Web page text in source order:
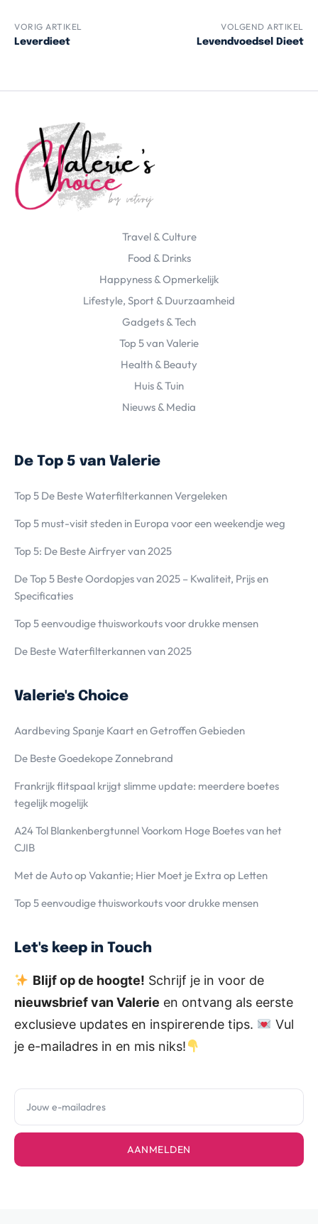
VORIG ARTIKEL
Leverdieet
VOLGEND ARTIKEL
Levendvoedsel Dieet
Travel & Culture
Food & Drinks
Happyness & Opmerkelijk
Lifestyle, Sport & Duurzaamheid
Gadgets & Tech
Top 5 van Valerie
Health & Beauty
Huis & Tuin
Nieuws & Media
De Top 5 van Valerie
Top 5 De Beste Waterfilterkannen Vergeleken
Top 5 must-visit steden in Europa voor een weekendje weg
Top 5: De Beste Airfryer van 2025
De Top 5 Beste Oordopjes van 2025 – Kwaliteit, Prijs en
Specificaties
Top 5 eenvoudige thuisworkouts voor drukke mensen
De Beste Waterfilterkannen van 2025
Valerie's Choice
Aardbeving Spanje Kaart en Getroffen Gebieden
De Beste Goedekope Zonnebrand
Frankrijk flitspaal krijgt slimme update: meerdere boetes
tegelijk mogelijk
A24 Tol Blankenbergtunnel Voorkom Hoge Boetes van het
CJIB
Met de Auto op Vakantie; Hier Moet je Extra op Letten
Top 5 eenvoudige thuisworkouts voor drukke mensen
Let's keep in Touch
Blijf op de hoogte! Schrijf je in voor de
nieuwsbrief van Valerie en ontvang als eerste
exclusieve updates en inspirerende tips.
Vul
je e-mailadres in en mis niks!
AANMELDEN